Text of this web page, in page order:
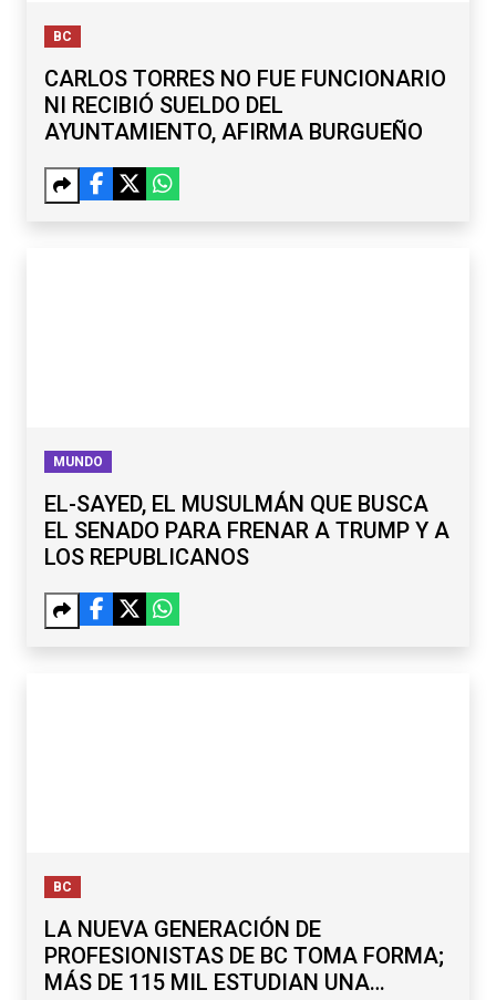
BC
CARLOS TORRES NO FUE FUNCIONARIO
NI RECIBIÓ SUELDO DEL
AYUNTAMIENTO, AFIRMA BURGUEÑO
MUNDO
EL-SAYED, EL MUSULMÁN QUE BUSCA
EL SENADO PARA FRENAR A TRUMP Y A
LOS REPUBLICANOS
BC
LA NUEVA GENERACIÓN DE
PROFESIONISTAS DE BC TOMA FORMA;
MÁS DE 115 MIL ESTUDIAN UNA